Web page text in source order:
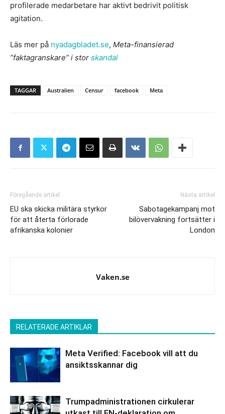
profilerade medarbetare har aktivt bedrivit politisk
agitation.
Läs mer på nyadagbladet.se, Meta-finansierad
”faktagranskare” i stor skandal
TAGGAR Australien Censur facebook Meta
Föregående artikel
EU ska skicka militära styrkor
för att återta förlorade
afrikanska kolonier
Nästa artikel
Sabotagekampanj mot
bilövervakning fortsätter i
London
Vaken.se
RELATERADE ARTIKLAR
Meta Verified: Facebook vill att du
ansiktsskannar dig
Trumpadministrationen cirkulerar